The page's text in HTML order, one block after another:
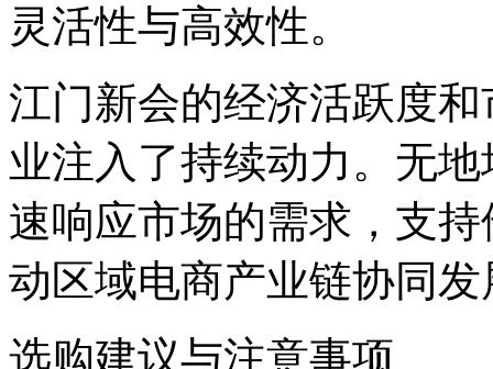
灵活性与高效性。
江门新会的经济活跃度
业注入了持续动力。无
速响应市场的需求，支
动区域电商产业链协同发
选购建议与注意事项